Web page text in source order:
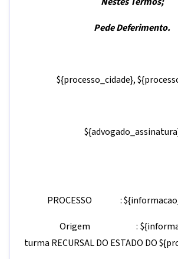
Pede Deferimento.
${processo_cidade},
PROCESSO :
Origem :
turma RECURSAL DO ESTADO DO